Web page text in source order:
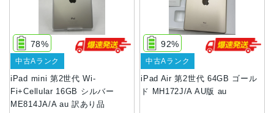
iPad mini 第2世代 Wi-
Fi+Cellular 16GB シルバー
ME814JA/A au 訳あり品
78%
中古Aランク
iPad Air 第2世代 64GB ゴール
ド MH172J/A AU版 au
92%
中古Aランク